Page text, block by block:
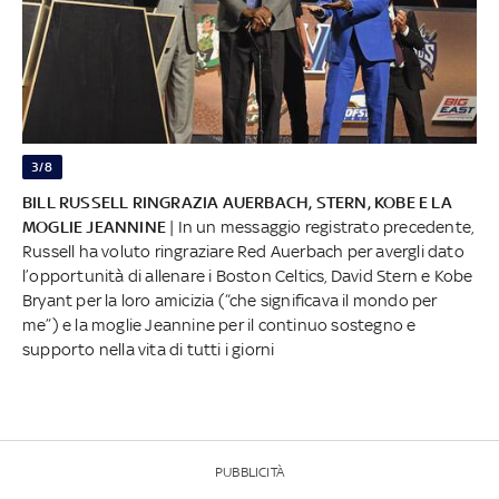
3/8
BILL RUSSELL RINGRAZIA AUERBACH, STERN, KOBE E LA
MOGLIE JEANNINE | In un messaggio registrato precedente,
Russell ha voluto ringraziare Red Auerbach per avergli dato
l’opportunità di allenare i Boston Celtics, David Stern e Kobe
Bryant per la loro amicizia (“che significava il mondo per
me”) e la moglie Jeannine per il continuo sostegno e
supporto nella vita di tutti i giorni
PUBBLICITÀ